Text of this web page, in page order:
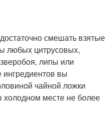
смешать взятые
любых цитрусовых,
липы или
вы
чайной ложки
холодном месте не более